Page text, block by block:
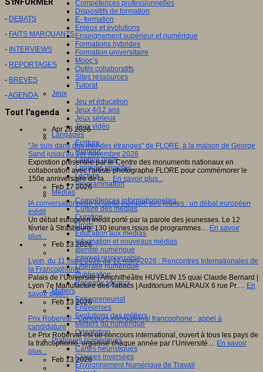
Compétences professionnelles
Dispositifs de formation
E- formation
Enjeux et évolutions
Enseignement supérieur et numérique
Formations hybrides
Formation universitaire
Mooc’s
Outils collaboratifs
Sites ressources
Tutorat
Jeux
Jeu et éducation
Jeux 4/12 ans
Jeux sérieux
Jeux vidéo
Langages
Ecriture
Humour
Langue orale
Langues vivantes
Lecture
Programmation
Médias
Compétences informationnelles
Culture des médias
Curation
Droits
Education aux médias
Information et nouveaux médias
Identité numérique
Internet responsable
Littératie numérique
Publication
Réseaux sociaux
Métiers
Entrepreneuriat
Entreprises
Evolutions des métiers
Métiers du numérique
Orientation
Pratiques numériques
Cartes heuristiques
Classes inversées
Environnement Numérique de Travail
- DEBATS
- FAITS MARQUANTS
- INTERVIEWS
- REPORTAGES
- BREVES
-AGENDA
Tout l'agenda
Apr 26 2026
"Je suis dans des mondes étranges" de FLORE, à la maison de George
Sand jusqu'au 1er novembre 2026
Expostion présentée par le Centre des monuments nationaux en
collaboration avec l'artiste photographe FLORE pour commémorer le
150e anniversaire de la… En savoir plus...
Feb 17 2026
IA conversationnelle et santé mentale des jeunes : un débat européen
inédit
Un débat européen inédit porté par la parole des jeunesses. Le 12
février à Strasbourg, 130 jeunes issus de programmes… En savoir
plus...
Feb 13 2026
Lyon, du 11 mars 2026 au 12 mars 2026 : Rencontres Internationales de
la Francophonie
Palais de l’Université | Amphithéâtre HUVELIN 15 quai Claude Bernard |
Lyon 7e Manufacture des Tabacs | Auditorium MALRAUX 6 rue Pr.… En
savoir plus...
Feb 13 2026
Prix Roberval - Concours international francophone : appel à
candidature
Le Prix Roberval est un concours international, ouvert à tous les pays de
la francophonie, organisé chaque année par l’Université… En savoir
plus...
Feb 13 2026